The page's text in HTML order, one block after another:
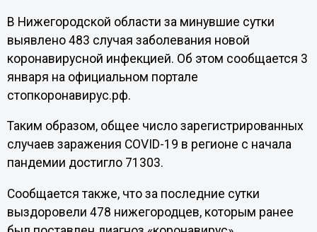
В Нижегородской области за минувшие сутки
выявлено 483 случая заболевания новой
коронавирусной инфекцией. Об этом сообщается 3
января на официальном портале
стопкоронавирус.рф.
Таким образом, общее число зарегистрированных
случаев заражения COVID-19 в регионе с начала
пандемии достигло 71303.
Сообщается также, что за последние сутки
выздоровели 478 нижегородцев, которым ранее